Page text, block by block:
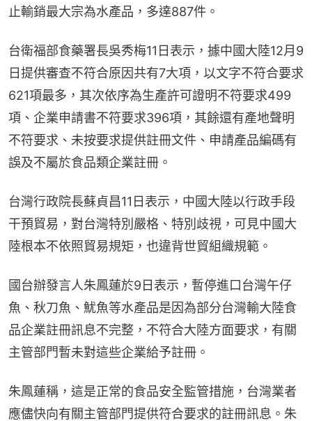
止輸銷最大宗為水產品，多達887件。
台衛福部食藥署長吳秀梅11日表示，據中國大陸12月9
日提供審查不符合原因共有7大項，以文字不符合要求
621項最多，其次依序為生產許可證明不符要求499
項、企業申請書不符要求396項，其餘還有產地聲明
不符要求、未按要求提供註冊文件、申請產品編碼有
誤及不屬於食品類企業註冊。
台灣行政院長蘇貞昌11日表示，中國大陸以行政手段
干預貿易，對台灣特別嚴格、特別歧視，可見中國大
陸根本不依照貿易規矩，也違背世貿組織規範。
國台辦發言人朱鳳蓮於9日表示，暫停進口台灣午仔
魚、秋刀魚、魷魚等水產品是因為部分台灣輸大陸食
品企業註冊訊息不完整，不符合大陸方面要求，有關
主管部門暫未對這些企業給予註冊。
朱鳳蓮稱，這是正常的食品安全監管措施，台灣業者
應儘快向有關主管部門提供符合要求的註冊訊息。朱